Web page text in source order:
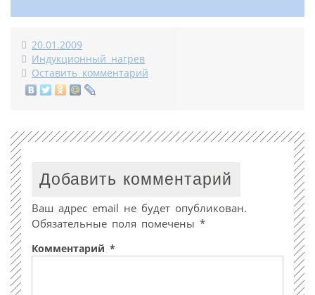
20.01.2009
Индукционный нагрев
Оставить комментарий
Добавить комментарий
Ваш адрес email не будет опубликован.
Обязательные поля помечены *
Комментарий *